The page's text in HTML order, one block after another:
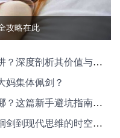
攻略在此
力合股份股票：是机会还是陷阱？深度剖析其价值与风险
妈集体佩剑？
刻舟求剑的古文翻译到底难在哪？这篇新手避坑指南快收好！
刻舟求剑古文翻译密码：从青铜剑到现代思维的时空对话